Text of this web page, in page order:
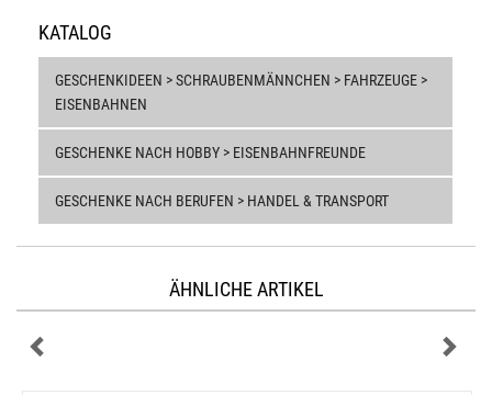
KATALOG
GESCHENKIDEEN > SCHRAUBENMÄNNCHEN > FAHRZEUGE >
EISENBAHNEN
GESCHENKE NACH HOBBY > EISENBAHNFREUNDE
GESCHENKE NACH BERUFEN > HANDEL & TRANSPORT
ÄHNLICHE ARTIKEL